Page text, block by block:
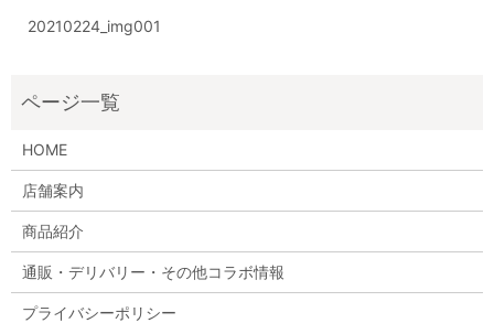
20210224_img001
HOME
店舗案内
商品紹介
通販・デリバリー・その他コラボ情報
プライバシーポリシー